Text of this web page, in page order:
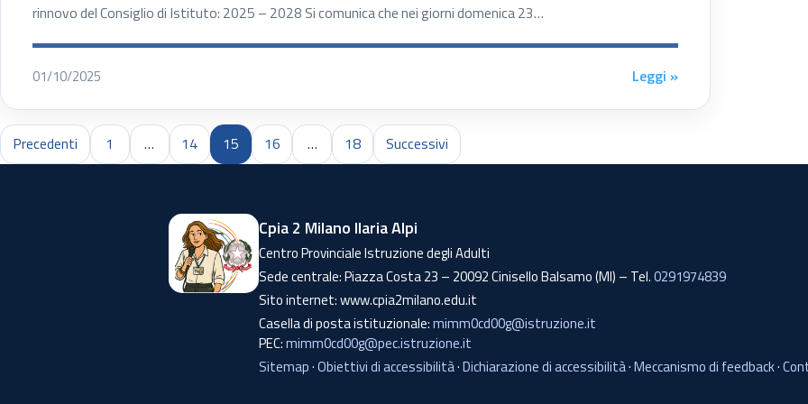
rinnovo del Consiglio di Istituto: 2025 – 2028 Si comunica che nei giorni domenica 23…
01/10/2025 Leggi »
Precedenti 1 … 14 15 16 … 18 Successivi
Cpia 2 Milano Ilaria Alpi
Centro Provinciale Istruzione degli Adulti
Sede centrale: Piazza Costa 23 – 20092 Cinisello Balsamo (MI) – Tel.0291974839
Sito internet: www.cpia2milano.edu.it
Casella di posta istituzionale:mimm0cd00g@istruzione.it
PEC:mimm0cd00g@pec.istruzione.it
Sitemap·Obiettivi di accessibilità·Dichiarazione di accessibilità·Meccanismo di feedback·